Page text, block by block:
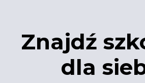
Znajdź
dla